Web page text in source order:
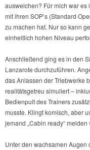
ausweichen? Für mich war
mit ihren SOP’s (Standard
zu machen hat. Nur so kann
einheitlich hohen Niveau
Anschließend ging es in den
Lanzarote durchzuführen.
das Anlassen der Triebwerke
realitätsgetreu simuliert –
Bedienpult des Trainers
musste. Klingt komisch, aber
jemand „Cabin ready“ melden
Unter den wachsamen Augen